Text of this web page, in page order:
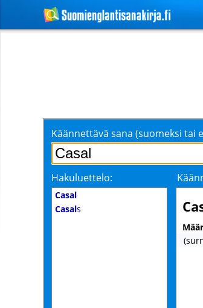
Käännettävä sana (suomeksi tai
Hakuluettelo:
Casal
Casals